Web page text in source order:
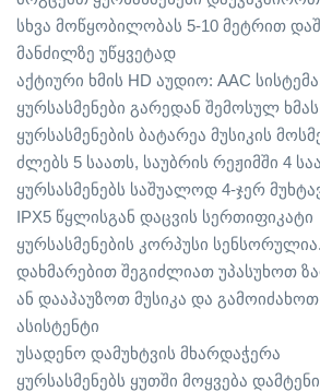
სხვა მოწყობილობას 5-10 მეტრით
მანძილზე უწყვეტად
აქტიური ხმის HD აუდიო: AAC
ყურსასმენები გარედან შემოსულ
ყურსასმენების ბატარეა მუსიკის
ძლებს 5 საათს, საუბრის რეჟიმში 4
ყურსასმენებს საშუალოდ 4-ჯერ
IPX5 წყლისგან დაცვის სერთიფიკატი
ყურსასმენების კორპუსი
დახმარებით შეგიძლიათ უპასუხოთ
ან დააპაუზოთ მუსიკა და გამოიძახოთ
ასისტენტი
უსადენო დამუხტვის მხარდაჭერა
ყურსასმენებს ყუთში მოყვება